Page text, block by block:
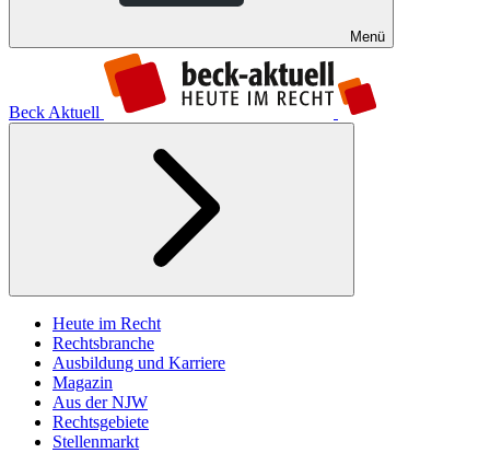
Menü
Beck Aktuell
Heute im Recht
Rechtsbranche
Ausbildung und Karriere
Magazin
Aus der NJW
Rechtsgebiete
Stellenmarkt